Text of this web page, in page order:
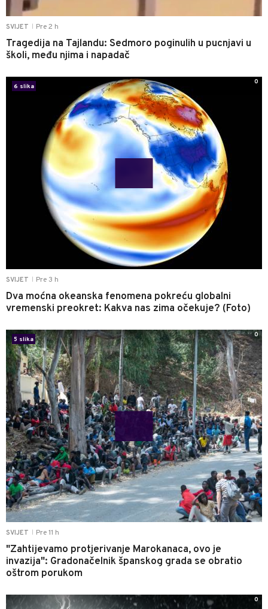
SVIJET Pre 2 h
Tragedija na Tajlandu: Sedmoro poginulih u pucnjavi u
školi, među njima i napadač
SVIJET Pre 3 h
Dva moćna okeanska fenomena pokreću globalni
vremenski preokret: Kakva nas zima očekuje? (Foto)
6 slika
0
SVIJET Pre 11 h
"Zahtijevamo protjerivanje Marokanaca, ovo je
invazija": Gradonačelnik španskog grada se obratio
oštrom porukom
5 slika
0
0